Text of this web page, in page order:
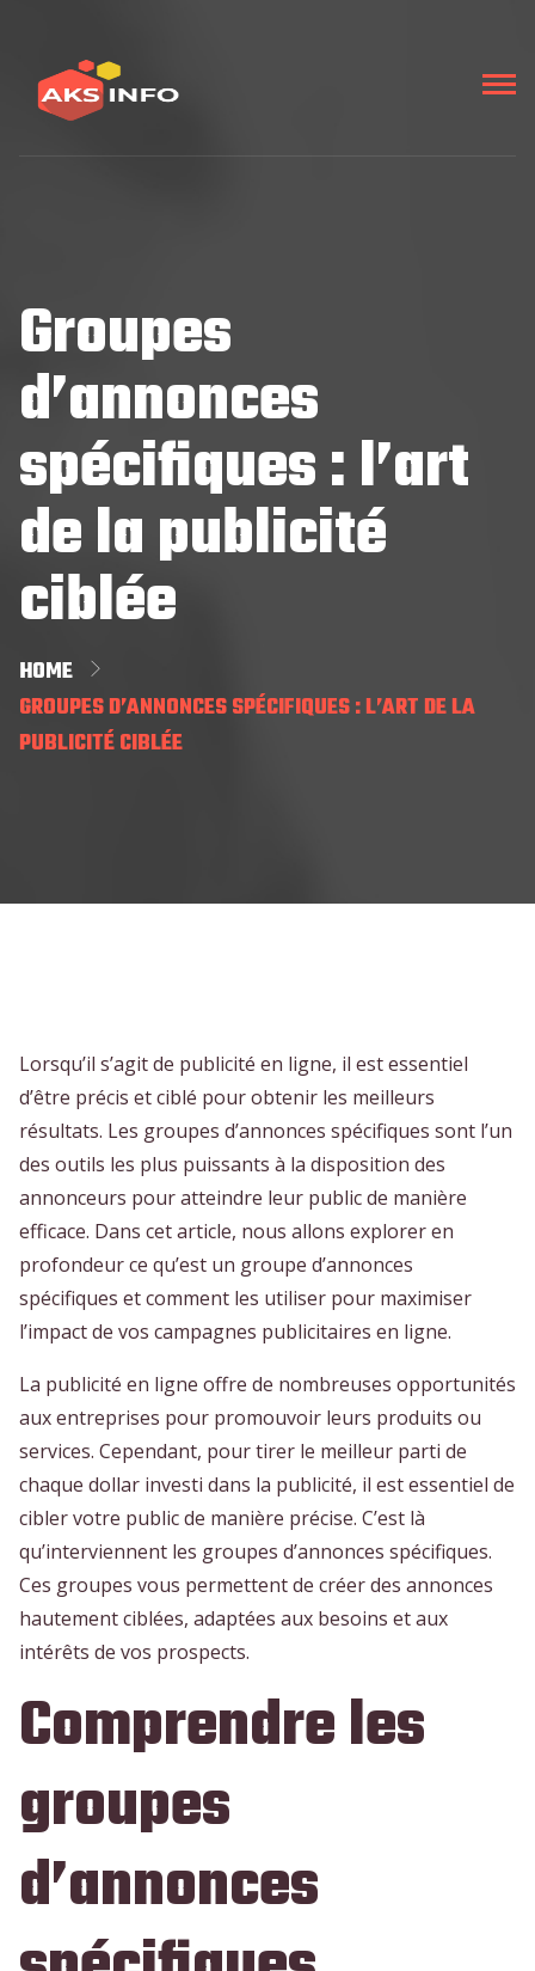
Groupes
d’annonces
spécifiques : l’art
de la publicité
ciblée
HOME
GROUPES D’ANNONCES SPÉCIFIQUES : L’ART DE LA
PUBLICITÉ CIBLÉE
Lorsqu’il s’agit de publicité en ligne, il est essentiel
d’être précis et ciblé pour obtenir les meilleurs
résultats. Les groupes d’annonces spécifiques sont l’un
des outils les plus puissants à la disposition des
annonceurs pour atteindre leur public de manière
efficace. Dans cet article, nous allons explorer en
profondeur ce qu’est un groupe d’annonces
spécifiques et comment les utiliser pour maximiser
l’impact de vos campagnes publicitaires en ligne.
La publicité en ligne offre de nombreuses opportunités
aux entreprises pour promouvoir leurs produits ou
services. Cependant, pour tirer le meilleur parti de
chaque dollar investi dans la publicité, il est essentiel de
cibler votre public de manière précise. C’est là
qu’interviennent les groupes d’annonces spécifiques.
Ces groupes vous permettent de créer des annonces
hautement ciblées, adaptées aux besoins et aux
intérêts de vos prospects.
Comprendre les
groupes
d’annonces